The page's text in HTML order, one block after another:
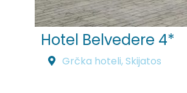
Hotel Belvedere 4*
Grčka hoteli,Skijatos